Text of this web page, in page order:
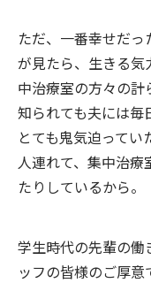
ただ、一番幸せだ
が見たら、生きる
中治療室の方々の
知られても夫には毎
とても鬼気迫って
人連れて、集中治療
たりしているから。
学生時代の先輩の働
ッフの皆様のご厚